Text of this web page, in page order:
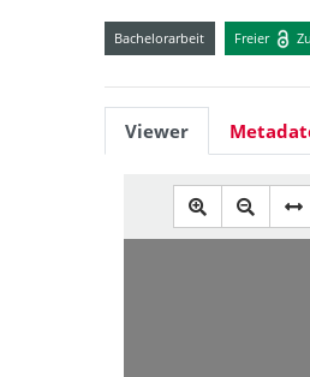
Bachelorarbeit Freier
Viewer